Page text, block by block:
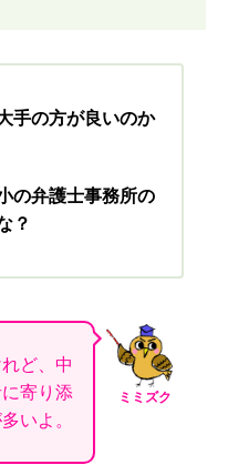
手の方が良いのか
の弁護士事務所の
？
ミミズク
ど、中
寄り添
いよ。